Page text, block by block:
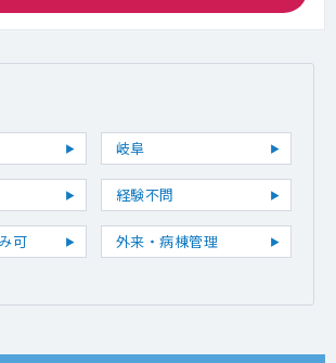
岐阜
経験不問
可 外来・病棟管理